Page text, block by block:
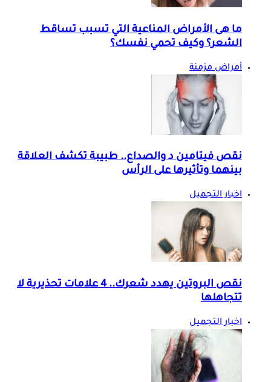
ما هى الأمراض المناعية التي تسبب تساقط
الشعر؟ وكيف تحمي نفسك؟
أمراض مزمنة
نقص فيتامين د والصداع.. طبيبة تكشف العلاقة
بينهما وتأثيرها على الرأس
اخبار التجميل
نقص البروتين يهدد شعرك.. 4 علامات تحذيرية لا
تتجاهلها
اخبار التجميل